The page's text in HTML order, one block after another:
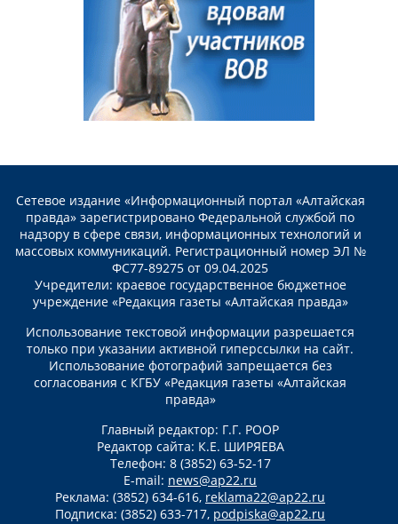
Сетевое издание «Информационный портал «Алтайская
правда» зарегистрировано Федеральной службой по
надзору в сфере связи, информационных технологий и
массовых коммуникаций. Регистрационный номер ЭЛ №
ФС77-89275 от 09.04.2025
Учредители: краевое государственное бюджетное
учреждение «Редакция газеты «Алтайская правда»
Использование текстовой информации разрешается
только при указании активной гиперссылки на сайт.
Использование фотографий запрещается без
согласования с КГБУ «Редакция газеты «Алтайская
правда»
Главный редактор: Г.Г. РООР
Редактор сайта: К.Е. ШИРЯЕВА
Телефон: 8 (3852) 63-52-17
E-mail: news@ap22.ru
Реклама: (3852) 634-616, reklama22@ap22.ru
Подписка: (3852) 633-717, podpiska@ap22.ru